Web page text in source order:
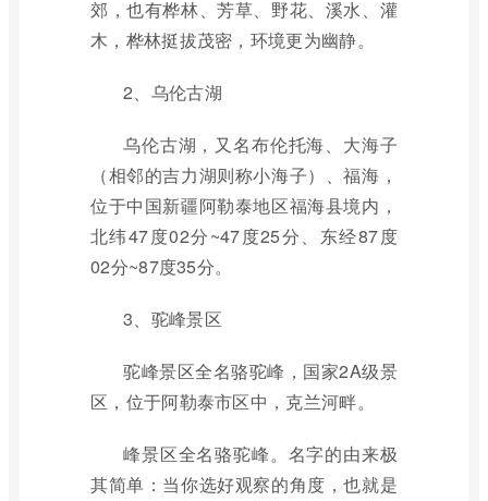
郊，也有桦林、芳草、野花、溪水、灌
木，桦林挺拔茂密，环境更为幽静。
2、乌伦古湖
乌伦古湖，又名布伦托海、大海子
（相邻的吉力湖则称小海子）、福海，
位于中国新疆阿勒泰地区福海县境内，
北纬47度02分~47度25分、东经87度
02分~87度35分。
3、驼峰景区
驼峰景区全名骆驼峰，国家2A级景
区，位于阿勒泰市区中，克兰河畔。
峰景区全名骆驼峰。名字的由来极
其简单：当你选好观察的角度，也就是